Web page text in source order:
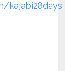
kajabi28days